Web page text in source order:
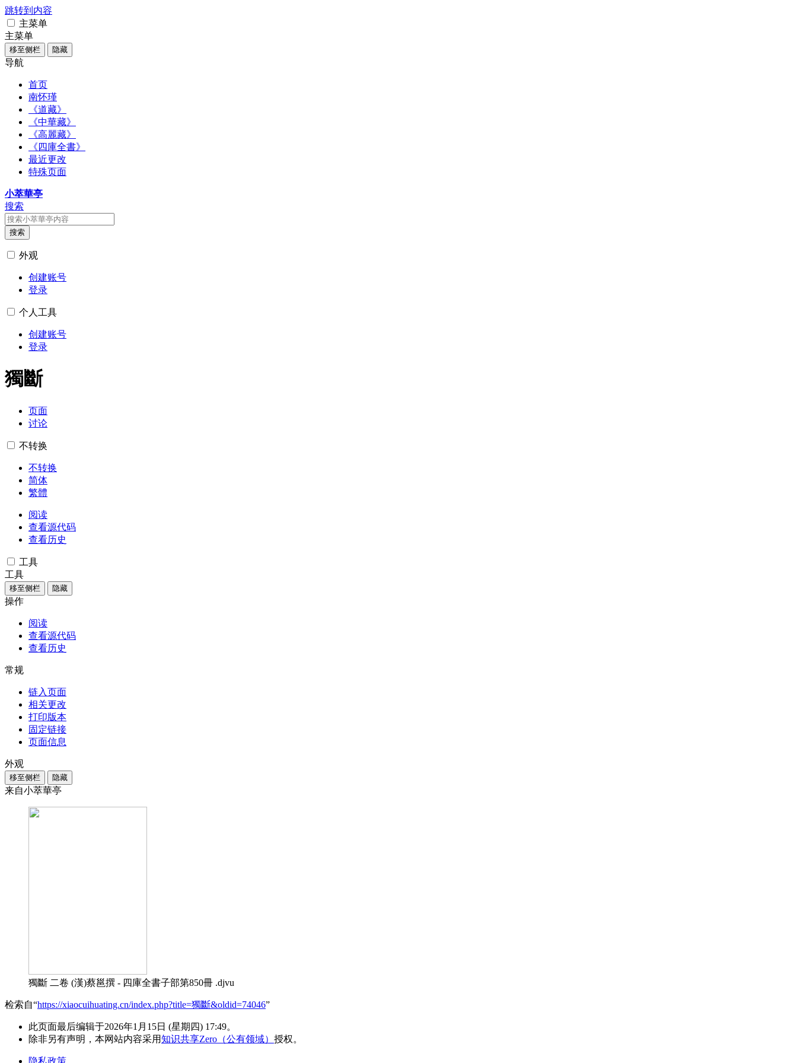
跳转到内容
主菜单
主菜单
移至侧栏 隐藏
导航
首页
南怀瑾
《道藏》
《中華藏》
《高麗藏》
《四庫全書》
最近更改
特殊页面
小萃華亭
搜索
搜索
外观
创建账号
登录
个人工具
创建账号
登录
獨斷
页面
讨论
不转换
不转换
简体
繁體
阅读
查看源代码
查看历史
工具
工具
移至侧栏 隐藏
操作
阅读
查看源代码
查看历史
常规
链入页面
相关更改
打印版本
固定链接
页面信息
外观
移至侧栏 隐藏
来自小萃華亭
獨斷 二卷 (漢)蔡邕撰 - 四庫全書子部第850冊 .djvu
检索自“https://xiaocuihuating.cn/index.php?title=獨斷&oldid=74046”
此页面最后编辑于2026年1月15日 (星期四) 17:49。
除非另有声明，本网站内容采用知识共享Zero（公有领域） 授权。
隐私政策